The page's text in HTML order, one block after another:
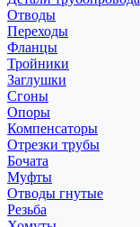
Отводы
Переходы
Фланцы
Тройники
Заглушки
Сгоны
Опоры
Компенсаторы
Отрезки трубы
Бочата
Муфты
Отводы гнутые
Резьба